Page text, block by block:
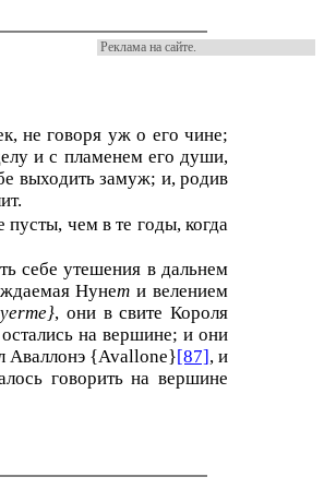
Реклама на сайте.
не говоря уж о его чине;
и с пламенем его души,
выходить замуж; и, родив
чем в те годы, когда
себе утешения в дальнем
Нyнет и велением
, они в свите Короля
на вершине; и они
Аваллoнэ {Avallone}[87] , и
говорить на вершине